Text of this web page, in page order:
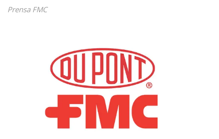
Prensa FMC